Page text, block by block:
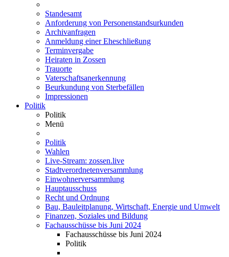
Standesamt
Anforderung von Personenstandsurkunden
Archivanfragen
Anmeldung einer Eheschließung
Terminvergabe
Heiraten in Zossen
Trauorte
Vaterschaftsanerkennung
Beurkundung von Sterbefällen
Impressionen
Politik
Politik
Menü
Politik
Wahlen
Live-Stream: zossen.live
Stadtverordnetenversammlung
Einwohnerversammlung
Hauptausschuss
Recht und Ordnung
Bau, Bauleitplanung, Wirtschaft, Energie und Umwelt
Finanzen, Soziales und Bildung
Fachausschüsse bis Juni 2024
Fachausschüsse bis Juni 2024
Politik